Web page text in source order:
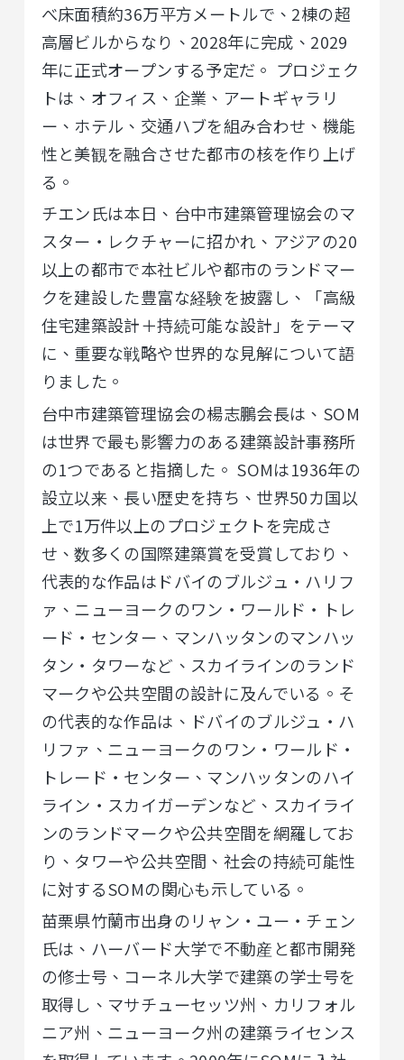
べ床面積約36万平方メートルで、2棟の超
高層ビルからなり、2028年に完成、2029
年に正式オープンする予定だ。 プロジェク
トは、オフィス、企業、アートギャラリ
ー、ホテル、交通ハブを組み合わせ、機能
性と美観を融合させた都市の核を作り上げ
る。
チエン氏は本日、台中市建築管理協会のマ
スター・レクチャーに招かれ、アジアの20
以上の都市で本社ビルや都市のランドマー
クを建設した豊富な経験を披露し、「高級
住宅建築設計＋持続可能な設計」をテーマ
に、重要な戦略や世界的な見解について語
りました。
台中市建築管理協会の楊志鵬会長は、SOM
は世界で最も影響力のある建築設計事務所
の1つであると指摘した。 SOMは1936年の
設立以来、長い歴史を持ち、世界50カ国以
上で1万件以上のプロジェクトを完成さ
せ、数多くの国際建築賞を受賞しており、
代表的な作品はドバイのブルジュ・ハリフ
ァ、ニューヨークのワン・ワールド・トレ
ード・センター、マンハッタンのマンハッ
タン・タワーなど、スカイラインのランド
マークや公共空間の設計に及んでいる。そ
の代表的な作品は、ドバイのブルジュ・ハ
リファ、ニューヨークのワン・ワールド・
トレード・センター、マンハッタンのハイ
ライン・スカイガーデンなど、スカイライ
ンのランドマークや公共空間を網羅してお
り、タワーや公共空間、社会の持続可能性
に対するSOMの関心も示している。
苗栗県竹蘭市出身のリャン・ユー・チェン
氏は、ハーバード大学で不動産と都市開発
の修士号、コーネル大学で建築の学士号を
取得し、マサチューセッツ州、カリフォル
ニア州、ニューヨーク州の建築ライセンス